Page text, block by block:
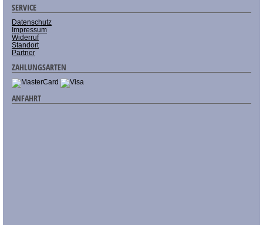
SERVICE
Datenschutz
Impressum
Widerruf
Standort
Partner
ZAHLUNGSARTEN
ANFAHRT